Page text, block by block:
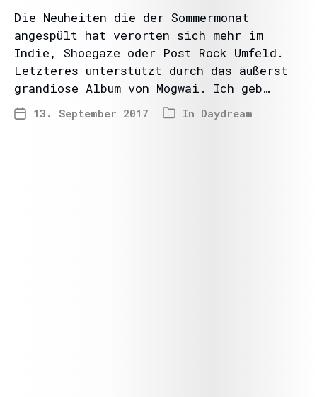
Die Neuheiten die der Sommermonat
angespült hat verorten sich mehr im
Indie, Shoegaze oder Post Rock Umfeld.
Letzteres unterstützt durch das äußerst
grandiose Album von Mogwai. Ich geb…
13. September 2017 In Daydream